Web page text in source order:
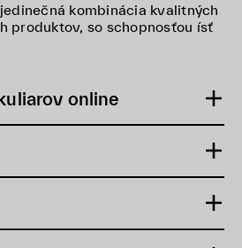
kombinácia kvalitných
produktov, so schopnosťou ísť
online